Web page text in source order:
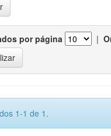
por página |
1-1 de 1.